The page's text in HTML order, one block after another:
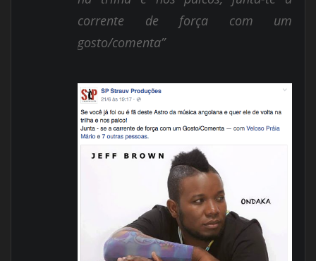
corrente de força com um
gosto/comenta”